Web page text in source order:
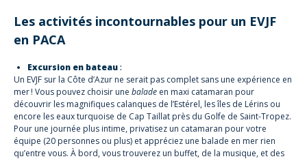
Les activités incontournables pour un EVJF
en PACA
Excursion en bateau:
Un EVJF sur la Côte d’Azur ne serait pas complet sans une expérience en
mer ! Vous pouvez choisir une balade en maxi catamaran pour
découvrir les magnifiques calanques de l’Estérel, les îles de Lérins ou
encore les eaux turquoise de Cap Taillat près du Golfe de Saint-Tropez.
Pour une journée plus intime, privatisez un catamaran pour votre
équipe (20 personnes ou plus) et appréciez une balade en mer rien
qu’entre vous. À bord, vous trouverez un buffet, de la musique, et des